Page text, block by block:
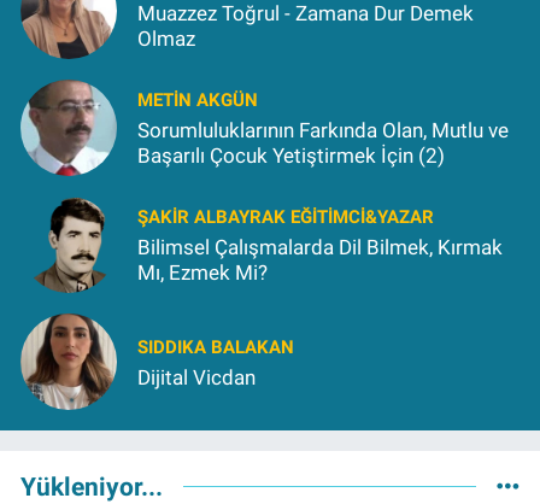
Muazzez Toğrul - Zamana Dur Demek
Olmaz
METIN AKGÜN
Sorumluluklarının Farkında Olan, Mutlu ve
Başarılı Çocuk Yetiştirmek İçin (2)
ŞAKIR ALBAYRAK EĞITIMCI&YAZAR
Bilimsel Çalışmalarda Dil Bilmek, Kırmak
Mı, Ezmek Mi?
SIDDIKA BALAKAN
Dijital Vicdan
Yükleniyor...